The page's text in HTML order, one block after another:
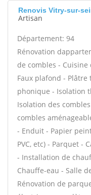
Renovis Vitry-sur-
Artisan
Département: 94
Rénovation
de combles -
Faux plafond -
phonique - Isolation
Isolation des
combles
- Enduit - Papier
PVC, etc) - Parquet -
- Installation de
Chauffe-eau - Salle
Rénovation de